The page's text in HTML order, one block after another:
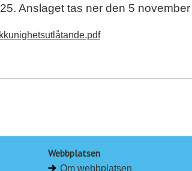
Anslaget tas ner den 5
Webbplatsen
Om webbplatsen